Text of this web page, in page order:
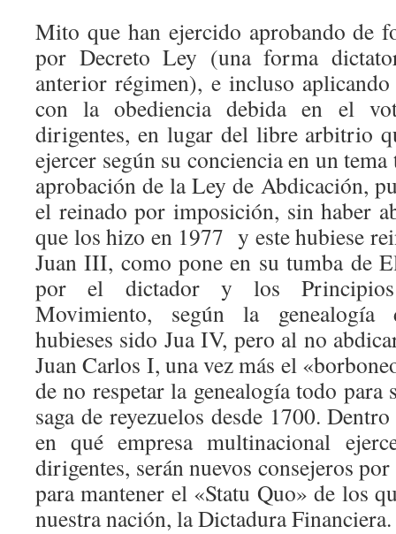
Mito que han ejercido aprobando de
por Decreto Ley (una forma
anterior régimen), e incluso
con la obediencia debida en el
dirigentes, en lugar del libre arbitrio
ejercer según su conciencia en un
aprobación de la Ley de Abdicación,
el reinado por imposición, sin haber
que los hizo en 1977 y este hubiese
Juan III, como pone en su tumba de
por el dictador y los Principios
Movimiento, según la genealogía
hubieses sido Jua IV, pero al no
Juan Carlos I, una vez más el
de no respetar la genealogía todo para
saga de reyezuelos desde 1700.
en qué empresa multinacional
dirigentes, serán nuevos consejeros
para mantener el «Statu Quo» de los
nuestra nación, la Dictadura Financiera.